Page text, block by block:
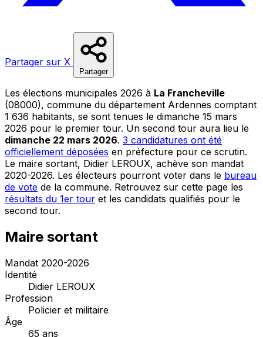
Partager sur X
Partager
Les élections municipales 2026 à La Francheville
(08000), commune du département Ardennes comptant
1 636 habitants, se sont tenues le dimanche 15 mars
2026 pour le premier tour. Un second tour aura lieu le
dimanche 22 mars 2026. 3 candidatures ont été
officiellement déposées en préfecture pour ce scrutin.
Le maire sortant, Didier LEROUX, achève son mandat
2020-2026. Les électeurs pourront voter dans le bureau
de vote de la commune. Retrouvez sur cette page les
résultats du 1er tour et les candidats qualifiés pour le
second tour.
Maire sortant
Mandat 2020-2026
Identité
Didier LEROUX
Profession
Policier et militaire
Âge
65 ans